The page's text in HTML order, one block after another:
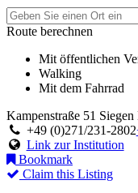
Route berechnen
Mit öffentlichen
Walking
Mit dem Fahrrad
Kampenstraße 51 Siegen
+49 (0)271/231-2802
Link zur Institution
Bookmark
Claim this Listing